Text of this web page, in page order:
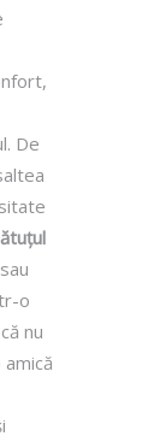
De
o
nu